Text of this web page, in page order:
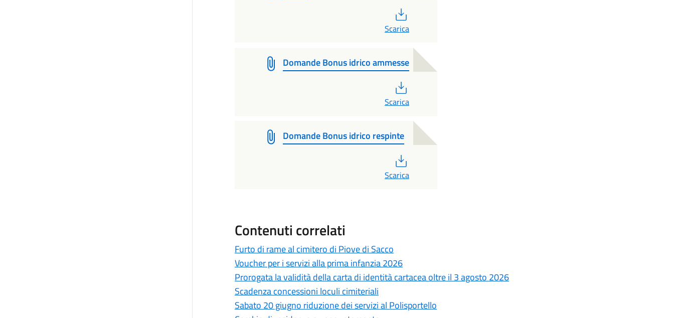
Scarica
Domande Bonus idrico ammesse
Scarica
Domande Bonus idrico respinte
Scarica
Contenuti correlati
Furto di rame al cimitero di Piove di Sacco
Voucher per i servizi alla prima infanzia 2026
Prorogata la validità della carta di identità cartacea oltre il 3 agosto 2026
Scadenza concessioni loculi cimiteriali
Sabato 20 giugno riduzione dei servizi al Polisportello